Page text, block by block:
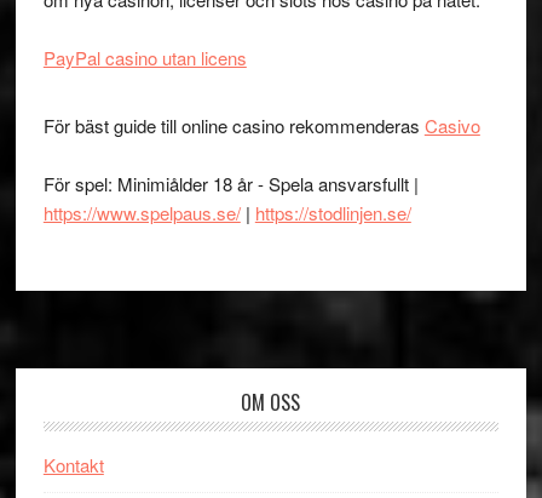
PayPal casino utan licens
För bäst guide till online casino rekommenderas Casivo
För spel: Minimiålder 18 år - Spela ansvarsfullt |
https://www.spelpaus.se/| https://stodlinjen.se/
OM OSS
Kontakt